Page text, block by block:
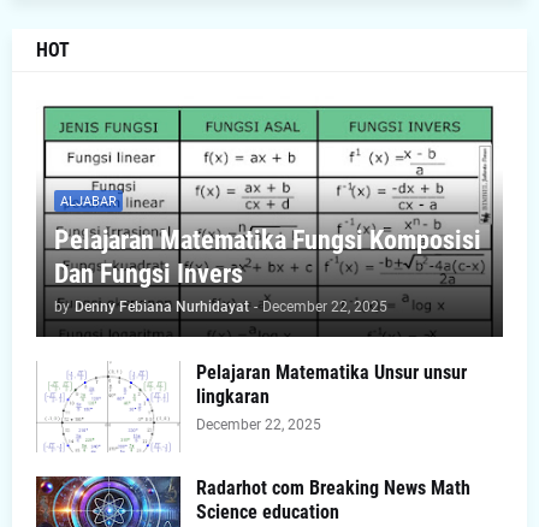
HOT
ALJABAR
Pelajaran Matematika Fungsi Komposisi
Dan Fungsi Invers
by Denny Febiana Nurhidayat - December 22, 2025
Pelajaran Matematika Unsur unsur
lingkaran
December 22, 2025
Radarhot com Breaking News Math
Science education